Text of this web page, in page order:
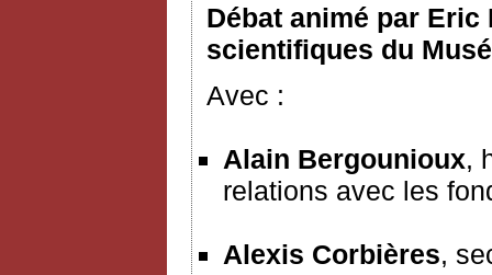
Débat animé par
scientifiques du
Avec :
Alain Bergounioux,
relations avec les
Alexis Corbières,